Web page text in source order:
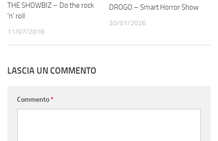
THE SHOWBIZ – Do the rock
‘n’ roll
11/07/2018
DROGO – Smart Horror Show
20/01/2026
LASCIA UN COMMENTO
Commento*